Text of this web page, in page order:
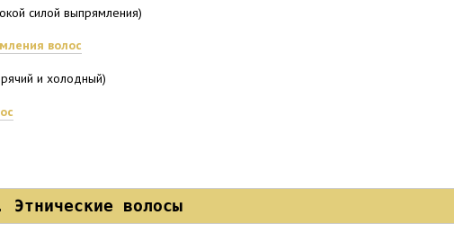
силой выпрямления)
волос
и холодный)
волосы